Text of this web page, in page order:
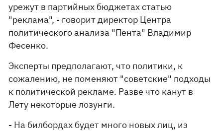
урежут в партийных бюджетах статью
"реклама", - говорит директор Центра
политического анализа "Пента" Владимир
Фесенко.
Эксперты предполагают, что политики, к
сожалению, не поменяют "советские" подходы
к политической рекламе. Разве что канут в
Лету некоторые лозунги.
- На билбордах будет много новых лиц, из